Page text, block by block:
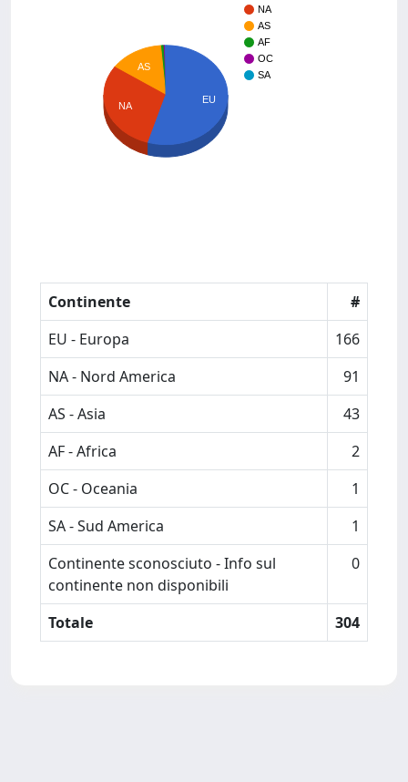
NA
AS
AF
OC
SA
AS
NA
EU
Continente
#
EU - Europa
166
NA - Nord America
91
AS - Asia
43
AF - Africa
2
OC - Oceania
1
SA - Sud America
1
Continente sconosciuto - Info sul
continente non disponibili
0
Totale 304